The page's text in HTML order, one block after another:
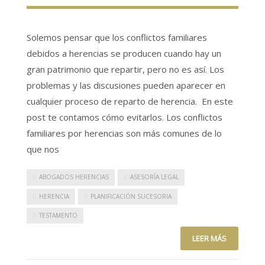
Solemos pensar que los conflictos familiares
debidos a herencias se producen cuando hay un
gran patrimonio que repartir, pero no es así. Los
problemas y las discusiones pueden aparecer en
cualquier proceso de reparto de herencia. En este
post te contamos cómo evitarlos. Los conflictos
familiares por herencias son más comunes de lo
que nos
ABOGADOS HERENCIAS ASESORÍA LEGAL
HERENCIA PLANIFICACIÓN SUCESORIA
TESTAMENTO
LEER MÁS